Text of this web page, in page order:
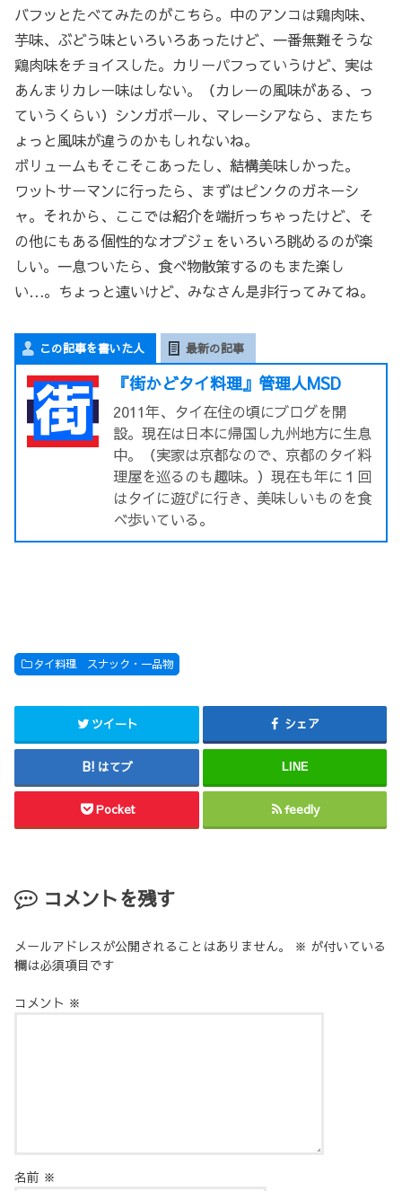
バフッとたべてみたのがこちら。中のアンコは鶏肉味、
芋味、ぶどう味といろいろあったけど、一番無難そうな
鶏肉味をチョイスした。カリーパフっていうけど、実は
あんまりカレー味はしない。（カレーの風味がある、っ
ていうくらい）シンガポール、マレーシアなら、またち
ょっと風味が違うのかもしれないね。
ボリュームもそこそこあったし、結構美味しかった。
ワットサーマンに行ったら、まずはピンクのガネーシ
ャ。それから、ここでは紹介を端折っちゃったけど、そ
の他にもある個性的なオブジェをいろいろ眺めるのが楽
しい。一息ついたら、食べ物散策するのもまた楽し
い…。ちょっと遠いけど、みなさん是非行ってみてね。
この記事を書いた人 最新の記事
『街かどタイ料理』管理人MSD
2011年、タイ在住の頃にブログを開
設。現在は日本に帰国し九州地方に生息
中。（実家は京都なので、京都のタイ料
理屋を巡るのも趣味。）現在も年に１回
はタイに遊びに行き、美味しいものを食
べ歩いている。
タイ料理 スナック・一品物
ツイート シェア
はてブ LINE
Pocket feedly
コメントを残す
メールアドレスが公開されることはありません。 ※ が付いている
欄は必須項目です
コメント ※
名前 ※